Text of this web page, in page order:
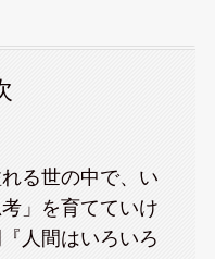
る世の中で、い
」を育てていけ
人間はいろいろ